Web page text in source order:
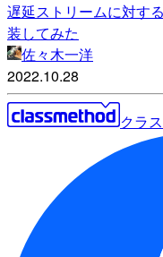
遅延ストリームに対す
装してみた
佐々木一洋
2022.10.28
クラ